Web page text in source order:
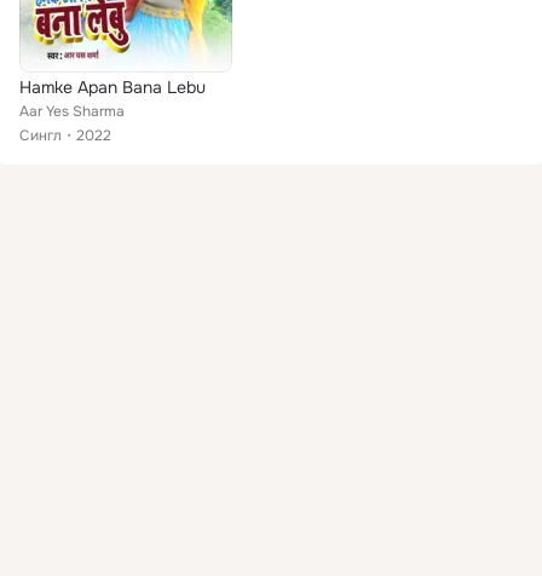
Hamke Apan Bana Lebu
Aar Yes Sharma
Сингл
2022